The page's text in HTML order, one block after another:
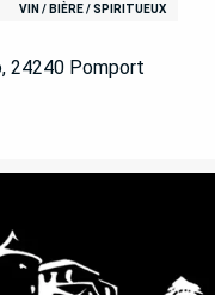
VIN / BIÈRE / SPIRITUEUX
24240 Pomport